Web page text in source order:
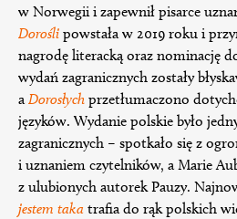
w Norwegii i zapewnił pisarce
Dorośli powstała w 2019 roku i
nagrodę literacką oraz nominację
wydań zagranicznych zostały
aDorosłych przetłumaczono
języków. Wydanie polskie było
zagranicznych – spotkało się z
i uznaniem czytelników, a Marie
z ulubionych autorek Pauzy.
jestem taka trafia do rąk polskich